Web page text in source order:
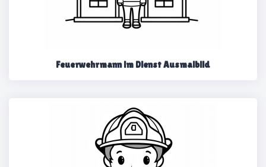
Feuerwehrmann im Dienst Ausmalbild